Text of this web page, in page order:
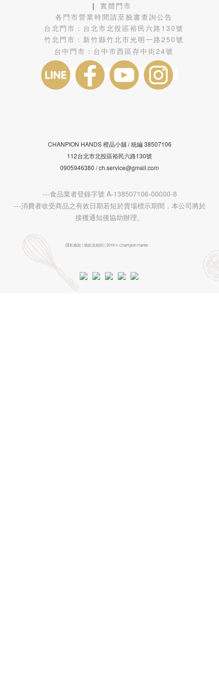
❙ 實體門市
各門市營業時間請至臉書查詢公告
台北門市： 台北市北投區裕民六路130號
竹北門市： 新竹縣竹北市光明一路250號
台中門市： 台中市西區存中街24號
CHANPION HANDS 橙品小舖 /統編38507106
112台北市北投區裕民六路130號
0905946380 / ch.service@gmail.com
---食品業者登錄字號 A-138507106-00000-8
---消費者收受商品之有效日期若短於賣場標示期間，本公司將於
接獲通知後協助辦理。
隱私條款 | 條款及細則 | 2019 © Champion Hands